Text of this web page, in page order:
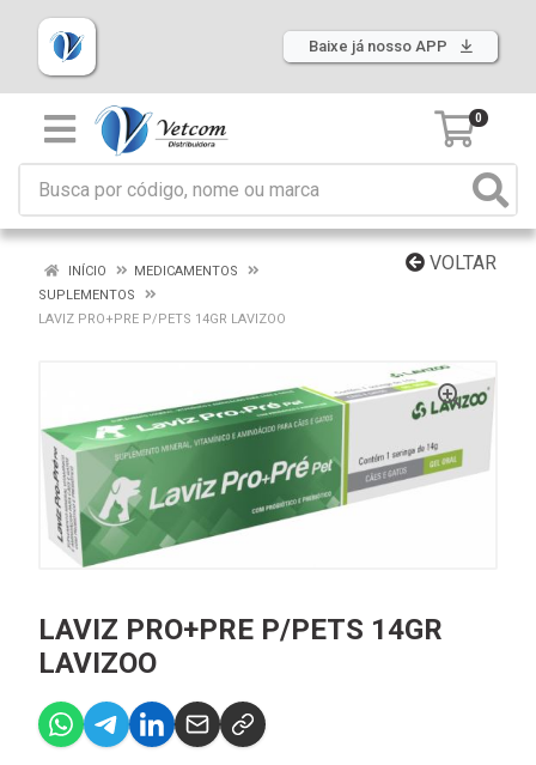
Baixe já nosso APP
0
VOLTAR
INÍCIO
MEDICAMENTOS
SUPLEMENTOS
LAVIZ PRO+PRE P/PETS 14GR LAVIZOO
LAVIZ PRO+PRE P/PETS 14GR
LAVIZOO